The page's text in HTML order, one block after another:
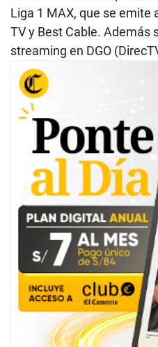
Liga 1 MAX, que se emite
TV y Best Cable. Además
streaming en DGO